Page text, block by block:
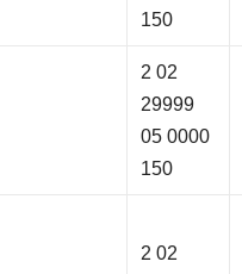
150
2 02
29999
05 0000
150
2 02